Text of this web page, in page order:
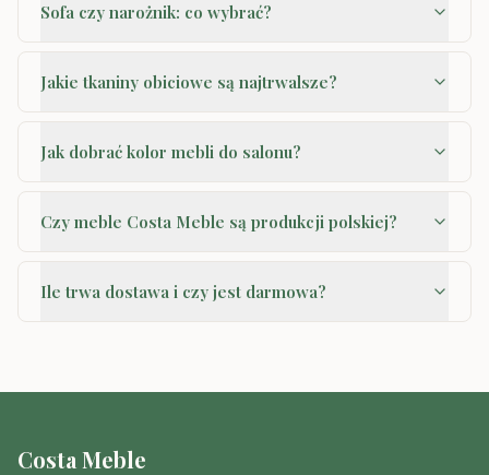
Sofa czy narożnik: co wybrać?
Jakie tkaniny obiciowe są najtrwalsze?
Jak dobrać kolor mebli do salonu?
Czy meble Costa Meble są produkcji polskiej?
Ile trwa dostawa i czy jest darmowa?
Costa Meble